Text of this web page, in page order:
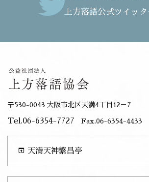
上方落語公式ツイッタ
〒530-0043 大阪市北区天満4丁目12－7
Tel.06-6354-7727 Fax.06-6354-4433
open_in_browser 天満天神繁昌亭